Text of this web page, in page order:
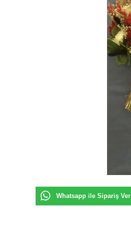
Whatsapp ile Sipariş Ver